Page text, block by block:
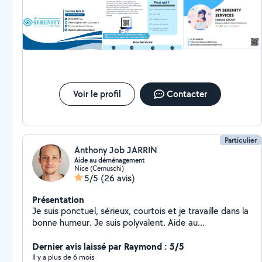
- Recrutement et ressources humaines N'hésitez pas à
me contacter pour discuter plus amplement sur vos
besoins. Merci
Voir le profil Contacter
Particulier
Anthony Job JARRIN
Aide au déménagement
Nice (Cernuschi)
5/5 (26 avis)
Présentation
Je suis ponctuel, sérieux, courtois et je travaille dans la
bonne humeur. Je suis polyvalent. Aide au
domaines qui me passionnent et j'ai la possibilité d'être
épaulé par d'autres collègues. Je ne suis disponible que
Dernier avis laissé par Raymond : 5/5
Il y a plus de 6 mois